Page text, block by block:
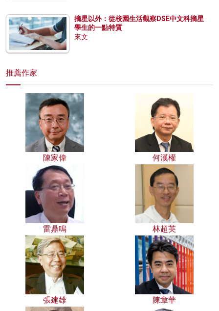
摘星以外：從校園生活觀察DSE中文科摘星
學生的一點特質
來文
推薦作家
陳家偉 何漢權
雷鼎鳴 林超英
張建雄 陳章華